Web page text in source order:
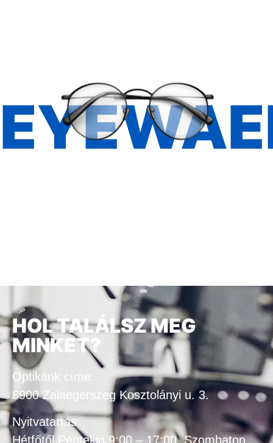
HOL TALÁLSZ MEG
MINKET?
Optikánk címe:
8900 Zalaegerszeg Kosztolányi u. 3.
Nyitvatartás:
Hétfőtől Péntekig 9:00 – 17:00, Szombaton